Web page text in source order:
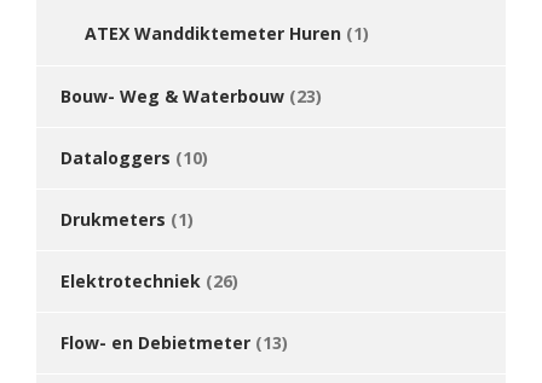
ATEX Wanddiktemeter Huren (1)
Bouw- Weg & Waterbouw (23)
Dataloggers (10)
Drukmeters (1)
Elektrotechniek (26)
Flow- en Debietmeter (13)